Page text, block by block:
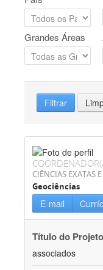
Grandes Áreas
Filtrar
CIÊNCIAS EXATAS
Geociências
E-mail
Título do
associados